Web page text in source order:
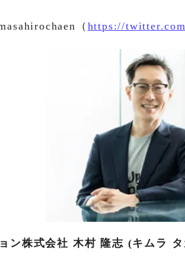
（ https://
ン株式会社 木村 隆志 (キムラ